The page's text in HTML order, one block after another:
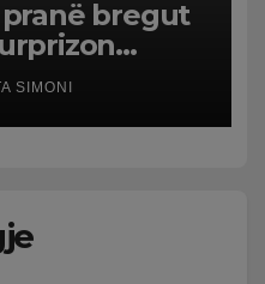
bregut
SIMONI